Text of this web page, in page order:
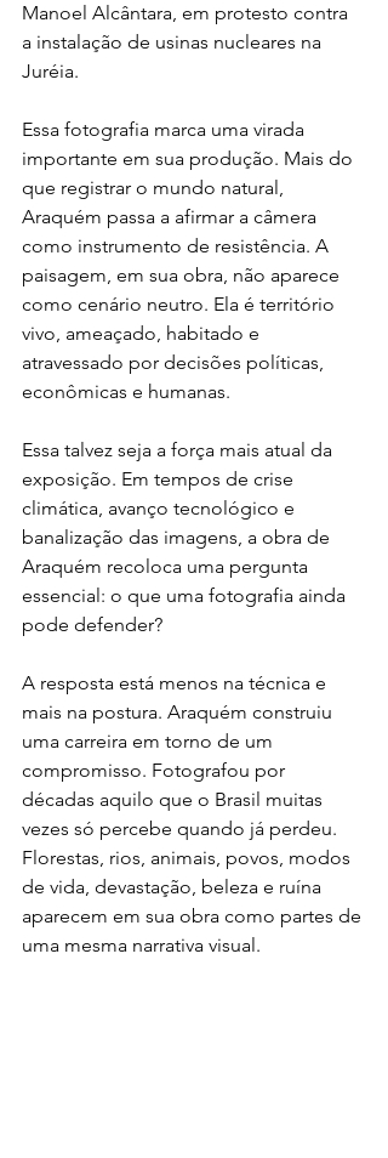
Manoel Alcântara, em protesto contra
a instalação de usinas nucleares na
Juréia.
Essa fotografia marca uma virada
importante em sua produção. Mais do
que registrar o mundo natural,
Araquém passa a afirmar a câmera
como instrumento de resistência. A
paisagem, em sua obra, não aparece
como cenário neutro. Ela é território
vivo, ameaçado, habitado e
atravessado por decisões políticas,
econômicas e humanas.
Essa talvez seja a força mais atual da
exposição. Em tempos de crise
climática, avanço tecnológico e
banalização das imagens, a obra de
Araquém recoloca uma pergunta
essencial: o que uma fotografia ainda
pode defender?
A resposta está menos na técnica e
mais na postura. Araquém construiu
uma carreira em torno de um
compromisso. Fotografou por
décadas aquilo que o Brasil muitas
vezes só percebe quando já perdeu.
Florestas, rios, animais, povos, modos
de vida, devastação, beleza e ruína
aparecem em sua obra como partes de
uma mesma narrativa visual.